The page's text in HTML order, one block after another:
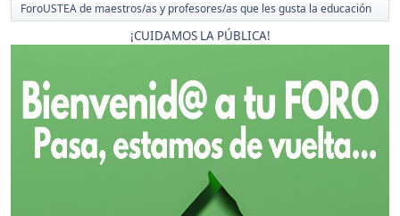
ForoUSTEA de maestros/as y profesores/as que les gusta la educación
¡CUIDAMOS LA PÚBLICA!